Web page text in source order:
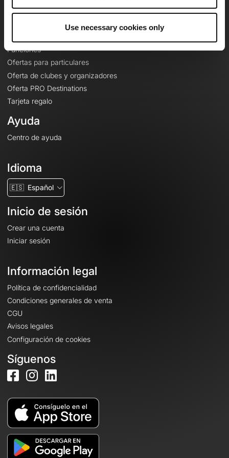
Use necessary cookies only
Funciones
Ofertas para particulares
Oferta de clubes y organizadores
Oferta PRO Destinations
Tarjeta regalo
Ayuda
Centro de ayuda
Idioma
🇪🇸 Español
Inicio de sesión
Crear una cuenta
Iniciar sesión
Información legal
Política de confidencialidad
Condiciones generales de venta
CGU
Avisos legales
Configuración de cookies
Síguenos